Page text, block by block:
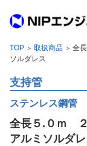
TOP
事業内容
取扱製品
各種実績
TOP ＞ 取扱商品 ＞ 全
ソルダレス
支持管
ステンレス鋼管
全長５.０ｍ
アルミソルダ